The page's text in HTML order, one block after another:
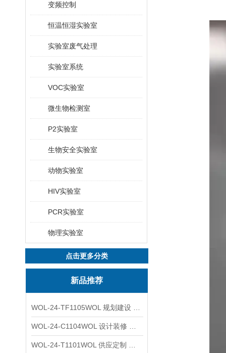
变频控制
恒温恒湿实验室
实验室废气处理
实验室系统
VOC实验室
微生物检测室
P2实验室
生物安全实验室
动物实验室
HIV实验室
PCR实验室
物理实验室
点击更多分类
新品推荐